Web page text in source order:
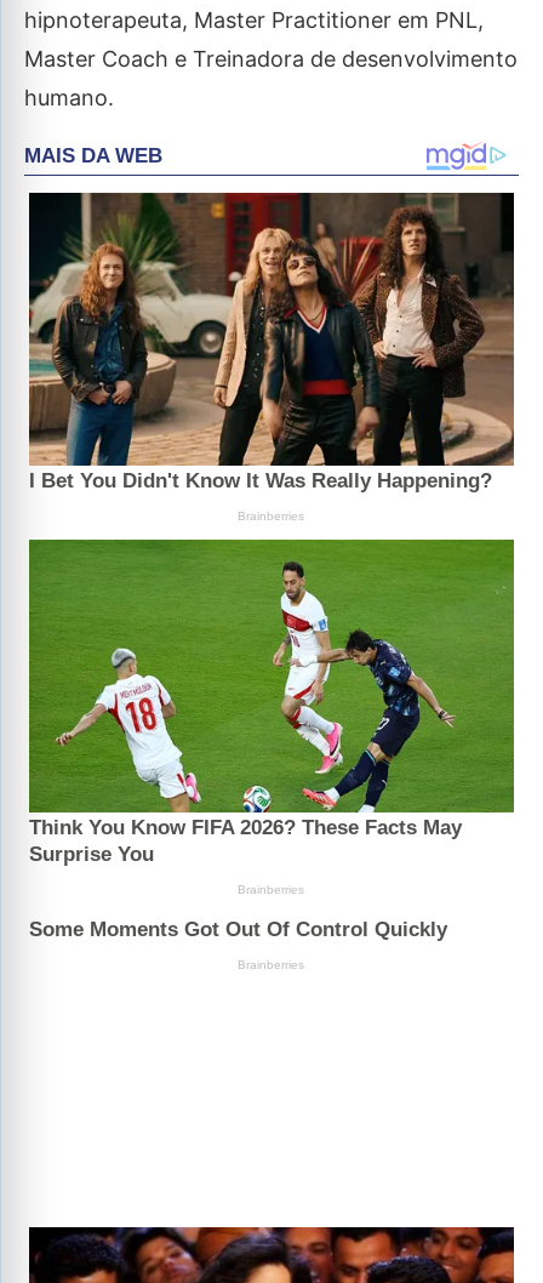
hipnoterapeuta, Master Practitioner em PNL,
Master Coach e Treinadora de desenvolvimento
humano.